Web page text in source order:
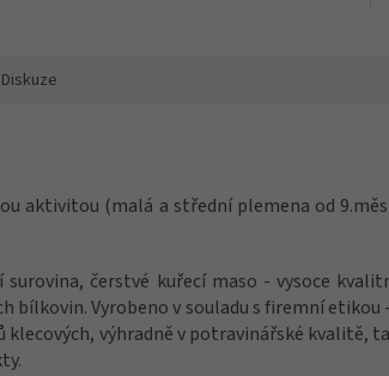
Diskuze
aktivitou (malá a střední plemena od
čerstvé kuřecí maso - vysoce
bílkovin. Vyrobeno v souladu s firemní etikou
klecových, výhradně v potravinářské kvalitě,